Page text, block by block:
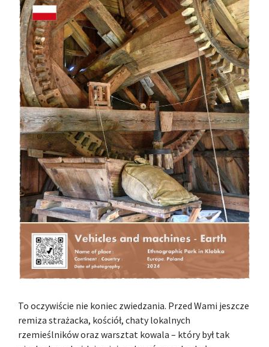
To oczywiście nie koniec zwiedzania. Przed Wami jeszcze
remiza strażacka, kościół, chaty lokalnych
rzemieślników oraz warsztat kowala – który był tak